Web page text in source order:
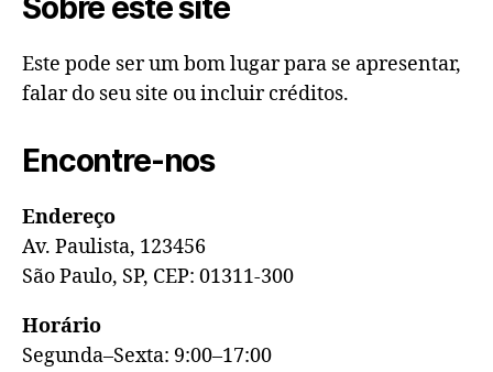
Sobre este site
Este pode ser um bom lugar para se apresentar,
falar do seu site ou incluir créditos.
Encontre-nos
Endereço
Av. Paulista, 123456
São Paulo, SP, CEP: 01311-300
Horário
Segunda–Sexta: 9:00–17:00